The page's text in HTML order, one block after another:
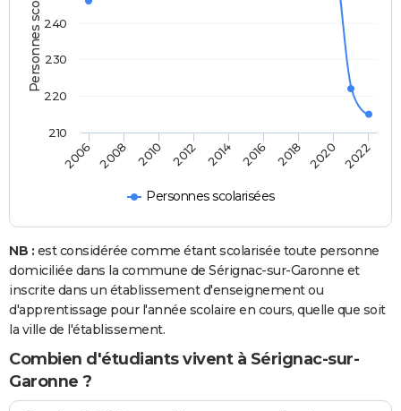
Personnes scolarisées
2006 2008 2010 2012 2014 2016 2018 2020 2022
210
220
230
240
NB : est considérée comme étant scolarisée toute personne
domiciliée dans la commune de Sérignac-sur-Garonne et
inscrite dans un établissement d'enseignement ou
d'apprentissage pour l'année scolaire en cours, quelle que soit
la ville de l'établissement.
Combien d'étudiants vivent à Sérignac-sur-
Garonne ?